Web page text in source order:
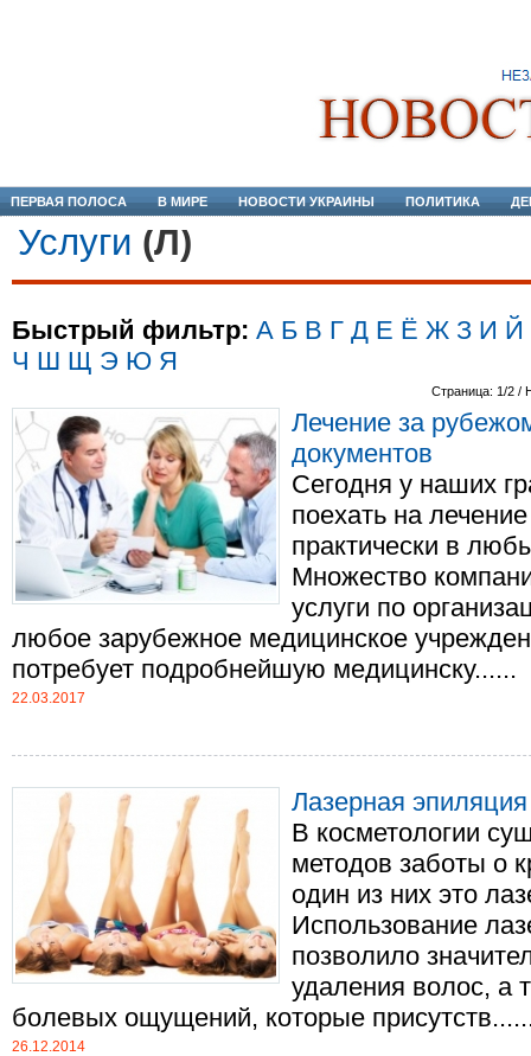
ПЕРВАЯ ПОЛОСА В МИРЕ НОВОСТИ УКРАИНЫ ПОЛИТИКА
Услуги (Л)
Быстрый фильтр: А Б В Г Д Е Ё Ж З И Й
Ч Ш Щ Э Ю Я
Страница: 1/2 /
Лечение за
документов
Сегодня у наших
поехать на
практически в
Множество
услуги по
любое зарубежное медицинское
потребует подробнейшую медицинску......
22.03.2017
Лазерная
В косметологии
методов заботы о
один из них это
Использование
позволило
удаления волос, а
болевых ощущений, которые
26.12.2014